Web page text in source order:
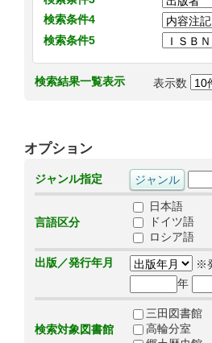
検索条件4
検索条件5
検索結果一覧表示 表示数
オプション
ジャンル指定
言語区分
日本語
ドイツ語
ロシア語
出版／発行年月
※
年
検索対象図書館
三田図書館
高輪分室